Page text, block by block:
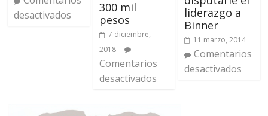
desactivados
300 mil
pesos
7 diciembre,
2018
Comentarios
desactivados
liderazgo a
Binner
11 marzo, 2014
Comentarios
desactivados